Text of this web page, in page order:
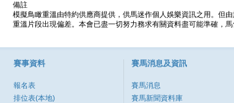
備註
模擬鳥瞰重溫由特約供應商提供，供馬迷作個人娛樂資訊之用。但
重溫片段出現偏差。本會已盡一切努力務求有關資料盡可能準確，
賽事資料
報名表
排位表(本地)
賽馬消息及資訊
賽馬消息
賽馬新聞資料庫